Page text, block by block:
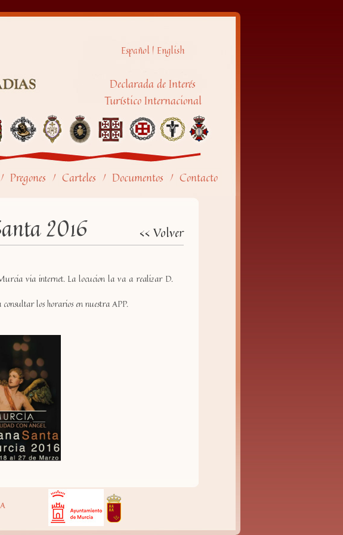
Español| English
Declarada de Interés
Turístico Internacional
/ Pregones / Carteles / Documentos / Contacto
2016 << Volver
via internet. La locucion la va a realizar D.
los horarios en nuestra APP.